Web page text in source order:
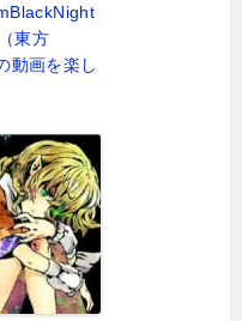
東方
動画を楽し